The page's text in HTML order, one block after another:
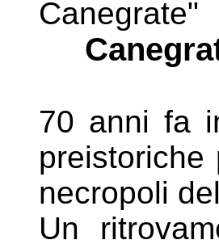
Canegrate"
70 anni fa
necropoli
Un